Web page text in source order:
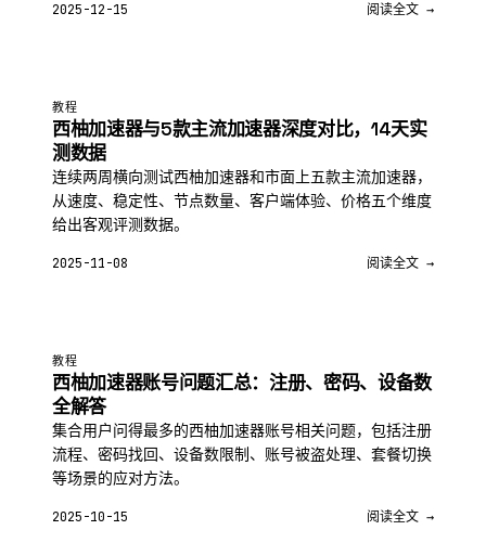
2025-12-15 阅读全文 →
教程
西柚加速器与5款主流加速器深度对比，14天实
测数据
连续两周横向测试西柚加速器和市面上五款主流加速器，
从速度、稳定性、节点数量、客户端体验、价格五个维度
给出客观评测数据。
2025-11-08 阅读全文 →
教程
西柚加速器账号问题汇总：注册、密码、设备数
全解答
集合用户问得最多的西柚加速器账号相关问题，包括注册
流程、密码找回、设备数限制、账号被盗处理、套餐切换
等场景的应对方法。
2025-10-15 阅读全文 →